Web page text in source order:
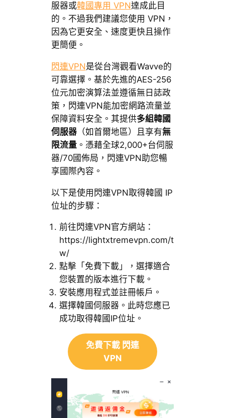
服器或韓國專用 VPN達成此目
的。不過我們建議您使用 VPN，
因為它更安全、速度更快且操作
更簡便。
閃連VPN是從台灣觀看Wavve的
可靠選擇。基於先進的AES-256
位元加密演算法並遵循無日誌政
策，閃連VPN能加密網路流量並
保障資料安全。其提供多組韓國
伺服器（如首爾地區）且享有無
限流量。憑藉全球2,000+台伺服
器/70國佈局，閃連VPN助您暢
享國際內容。
以下是使用閃連VPN取得韓國 IP
位址的步驟：
前往閃連VPN官方網站：
https://lightxtremevpn.com/t
w/
點擊「免費下載」，選擇適合
您裝置的版本進行下載。
安裝應用程式並註冊帳戶。
選擇韓國伺服器。此時您應已
成功取得韓國IP位址。
免費下載 閃連
VPN